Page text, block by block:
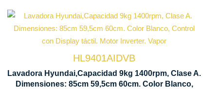
HL9401AIDVB
Lavadora Hyundai,Capacidad 9kg 1400rpm, Clase A.
Dimensiones: 85cm 59,5cm 60cm. Color Blanco,
Capacidad carga 9 kg
Centrifugado 1400 rpm
Motor Inverter
850 x 595 x